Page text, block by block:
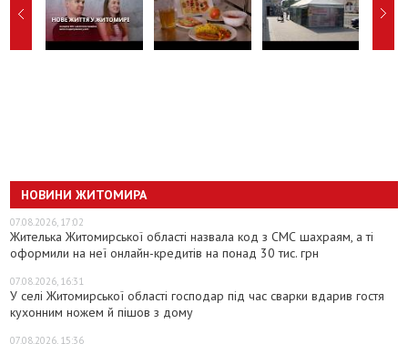
НОВИНИ ЖИТОМИРА
07.08.2026, 17:02
Жителька Житомирської області назвала код з СМС шахраям, а ті
оформили на неї онлайн-кредитів на понад 30 тис. грн
07.08.2026, 16:31
У селі Житомирської області господар під час сварки вдарив гостя
кухонним ножем й пішов з дому
07.08.2026, 15:36